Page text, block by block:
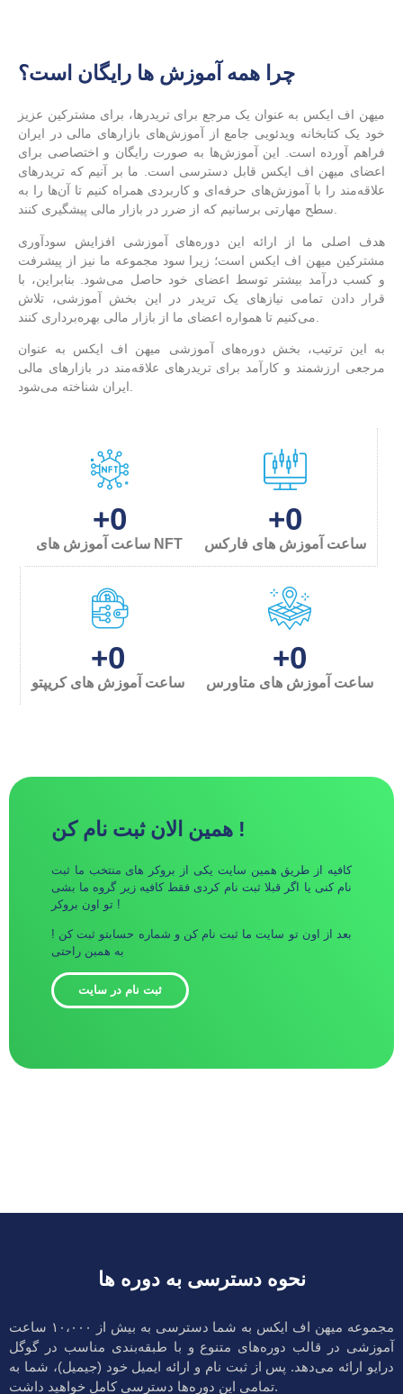
چرا همه آموزش ها رایگان است؟
میهن اف ایکس به عنوان یک مرجع برای تریدرها، برای مشترکین عزیز
خود یک کتابخانه ویدئویی جامع از آموزش‌های بازارهای مالی در ایران
فراهم آورده است. این آموزش‌ها به صورت رایگان و اختصاصی برای
اعضای میهن اف ایکس قابل دسترسی است. ما بر آنیم که تریدرهای
علاقه‌مند را با آموزش‌های حرفه‌ای و کاربردی همراه کنیم تا آن‌ها را به
سطح مهارتی برسانیم که از ضرر در بازار مالی پیشگیری کنند.
هدف اصلی ما از ارائه این دوره‌های آموزشی افزایش سودآوری
مشترکین میهن اف ایکس است؛ زیرا سود مجموعه ما نیز از پیشرفت
و کسب درآمد بیشتر توسط اعضای خود حاصل می‌شود. بنابراین، با
قرار دادن تمامی نیازهای یک تریدر در این بخش آموزشی، تلاش
به این ترتیب، بخش دوره‌های آموزشی میهن اف ایکس به عنوان
مرجعی ارزشمند و کارآمد برای تریدرهای علاقه‌مند در بازارهای مالی
+0
ساعت آموزش های NFT
+0
ساعت آموزش های فارکس
+0
ساعت آموزش های کریپتو
+0
ساعت آموزش های متاورس
همین الان ثبت نام کن !
کافیه از طریق همین سایت یکی از بروکر های منتخب ما ثبت
نام کنی یا اگر قبلا ثبت نام کردی فقط کافیه زیر گروه ما بشی
تو اون بروکر !
بعد از اون تو سایت ما ثبت نام کن و شماره حسابتو ثبت کن !
به همبن راحتی
ثبت نام در سایت
نحوه دسترسی به دوره ها
مجموعه میهن اف ایکس به شما دسترسی به بیش از ۱۰،۰۰۰ ساعت
آموزشی در قالب دوره‌های متنوع و با طبقه‌بندی مناسب در گوگل
درایو ارائه می‌دهد. پس از ثبت نام و ارائه ایمیل خود (جیمیل)، شما به
تمامی این دوره‌ها دسترسی کامل خواهید داشت.